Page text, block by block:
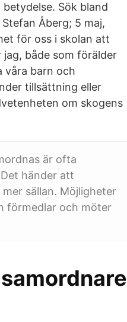
Sök bland
Åberg; 5 maj,
för oss i skolan att
både som förälder
våra barn och
tillsättning eller
om skogens
är ofta
händer att
sällan. Möjligheter
förmedlar och möter